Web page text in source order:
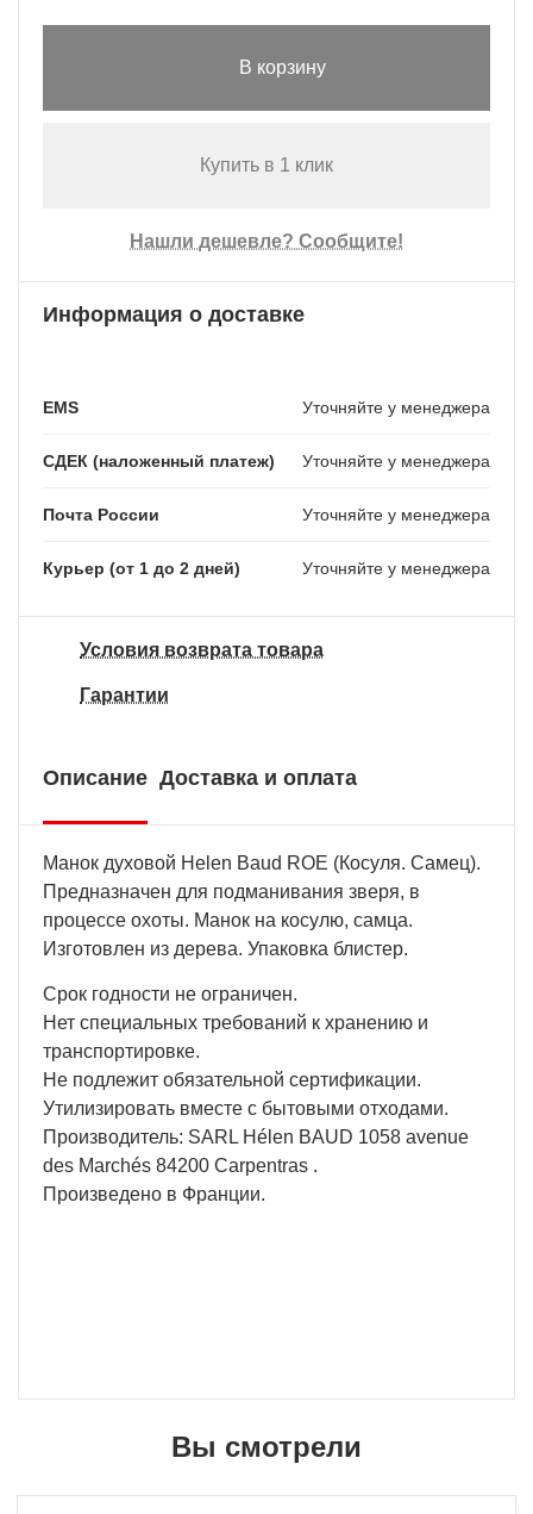
В корзину
Купить в 1 клик
Нашли дешевле? Сообщите!
Информация о доставке
EMS Уточняйте у менеджера
СДЕК (наложенный платеж) Уточняйте у менеджера
Почта России Уточняйте у менеджера
Курьер (от 1 до 2 дней) Уточняйте у менеджера
Условия возврата товара
Гарантии
Описание Доставка и оплата
Манок духовой Helen Baud ROE (Косуля. Самец).
Предназначен для подманивания зверя, в
процессе охоты. Манок на косулю, самца.
Изготовлен из дерева. Упаковка блистер.
Срок годности не ограничен.
Нет специальных требований к хранению и
транспортировке.
Не подлежит обязательной сертификации.
Утилизировать вместе с бытовыми отходами.
Производитель: SARL Hélen BAUD 1058 avenue
des Marchés 84200 Carpentras .
Произведено в Франции.
Вы смотрели